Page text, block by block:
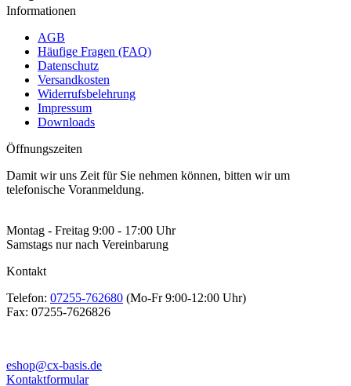
Informationen
AGB
Häufige Fragen (FAQ)
Datenschutz
Versandkosten
Widerrufsbelehrung
Impressum
Downloads
Öffnungszeiten
Damit wir uns Zeit für Sie nehmen können, bitten wir um
telefonische Voranmeldung.
Montag - Freitag 9:00 - 17:00 Uhr
Samstags nur nach Vereinbarung
Kontakt
Telefon: 07255-762680 (Mo-Fr 9:00-12:00 Uhr)
Fax: 07255-7626826
eshop@cx-basis.de
Kontaktformular